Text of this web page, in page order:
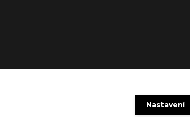
Vytvořeno na
Nastavení